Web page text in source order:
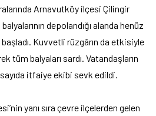
Arnavutköy ilçesi Çilingir
depolandığı alanda henüz
Kuvvetli rüzgârın da etkisiyle
tüm balyaları sardı. Vatandaşların
itfaiye ekibi sevk edildi.
yanı sıra çevre ilçelerden gelen